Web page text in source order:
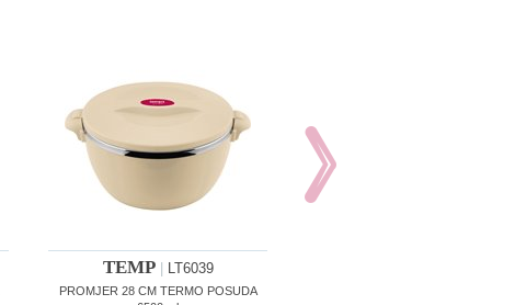
TEMP| LT6039
PROMJER 28 CM TERMO POSUDA